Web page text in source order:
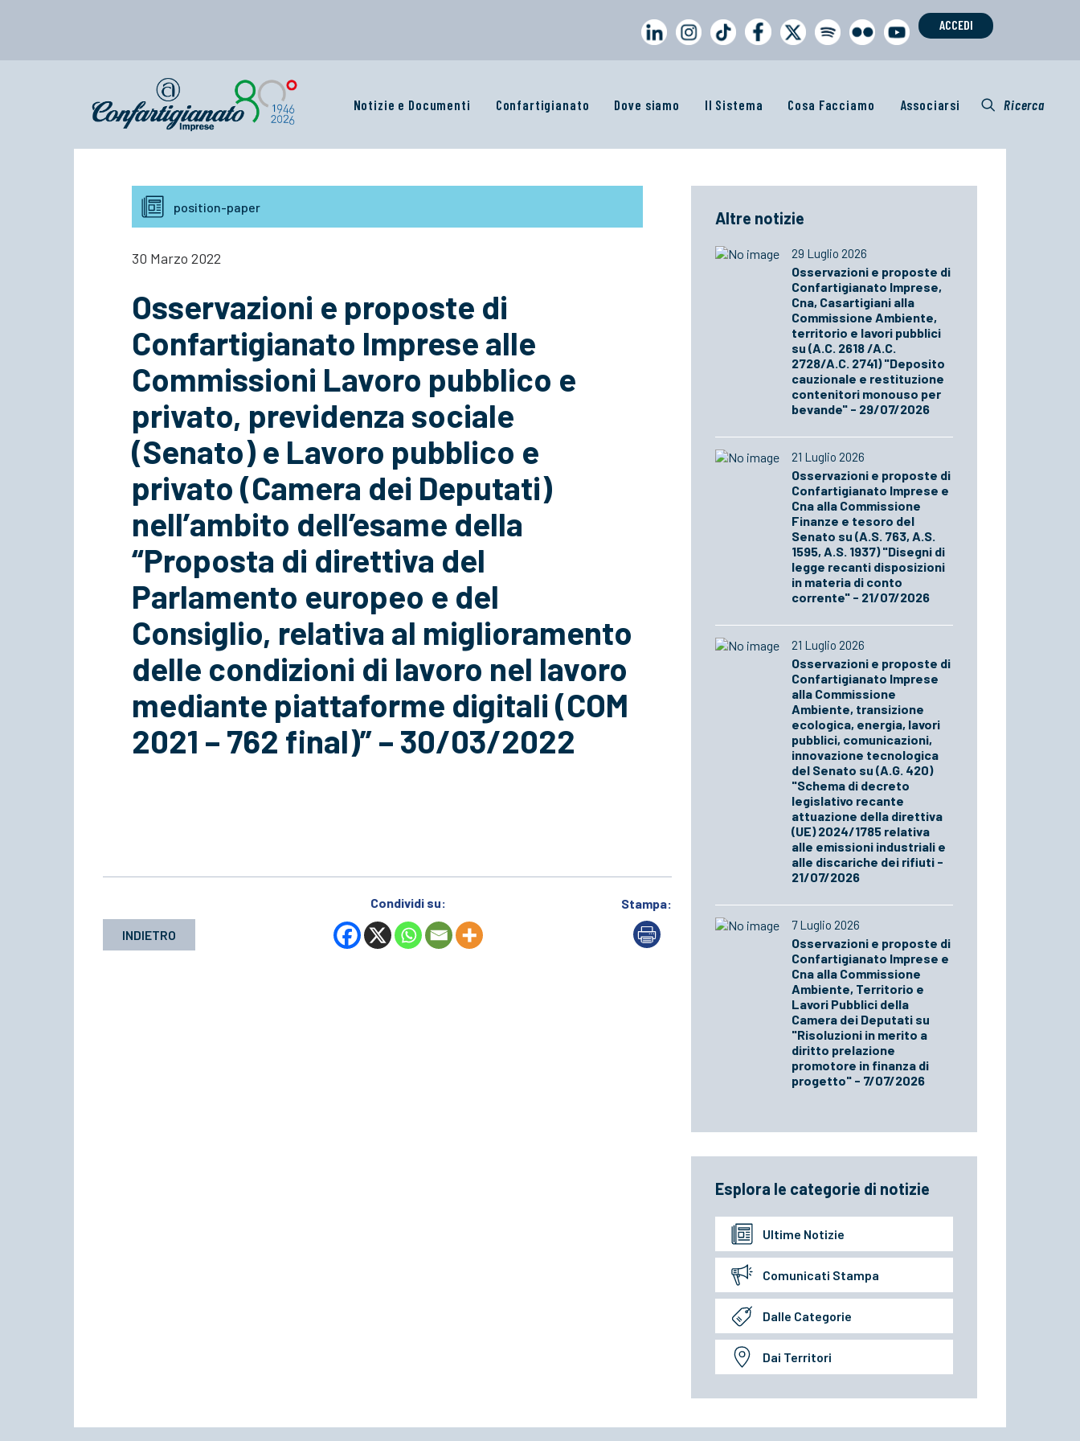
ACCEDI
Notizie e Documenti Confartigianato Dove siamo Il Sistema Cosa Facciamo Associarsi Ricerca
position-paper
30 Marzo 2022
Osservazioni e proposte di
Confartigianato Imprese alle
Commissioni Lavoro pubblico e
privato, previdenza sociale
(Senato) e Lavoro pubblico e
privato (Camera dei Deputati)
nell’ambito dell’esame della
“Proposta di direttiva del
Parlamento europeo e del
Consiglio, relativa al miglioramento
delle condizioni di lavoro nel lavoro
mediante piattaforme digitali (COM
2021 – 762 final)” – 30/03/2022
INDIETRO
Condividi su: Stampa:
Altre notizie
29 Luglio 2026
Osservazioni e proposte di
Confartigianato Imprese,
Cna, Casartigiani alla
Commissione Ambiente,
territorio e lavori pubblici
su (A.C. 2618 /A.C.
2728/A.C. 2741) "Deposito
cauzionale e restituzione
contenitori monouso per
bevande" - 29/07/2026
21 Luglio 2026
Osservazioni e proposte di
Confartigianato Imprese e
Cna alla Commissione
Finanze e tesoro del
Senato su (A.S. 763, A.S.
1595, A.S. 1937) "Disegni di
legge recanti disposizioni
in materia di conto
corrente" - 21/07/2026
21 Luglio 2026
Osservazioni e proposte di
Confartigianato Imprese
alla Commissione
Ambiente, transizione
ecologica, energia, lavori
pubblici, comunicazioni,
innovazione tecnologica
del Senato su (A.G. 420)
"Schema di decreto
legislativo recante
attuazione della direttiva
(UE) 2024/1785 relativa
alle emissioni industriali e
alle discariche dei rifiuti -
21/07/2026
7 Luglio 2026
Osservazioni e proposte di
Confartigianato Imprese e
Cna alla Commissione
Ambiente, Territorio e
Lavori Pubblici della
Camera dei Deputati su
"Risoluzioni in merito a
diritto prelazione
promotore in finanza di
progetto" - 7/07/2026
Esplora le categorie di notizie
Ultime Notizie
Comunicati Stampa
Dalle Categorie
Dai Territori